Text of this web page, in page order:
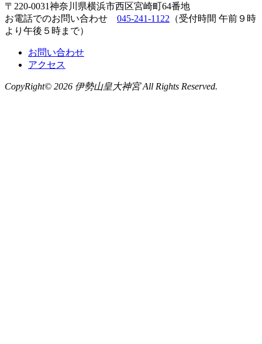
〒220-0031神奈川県横浜市西区宮崎町64番地
お電話でのお問い合わせ 045-241-1122 （受付時間 午前９時
より午後５時まで）
お問い合わせ
アクセス
CopyRight© 2026 伊勢山皇大神宮 All Rights Reserved.